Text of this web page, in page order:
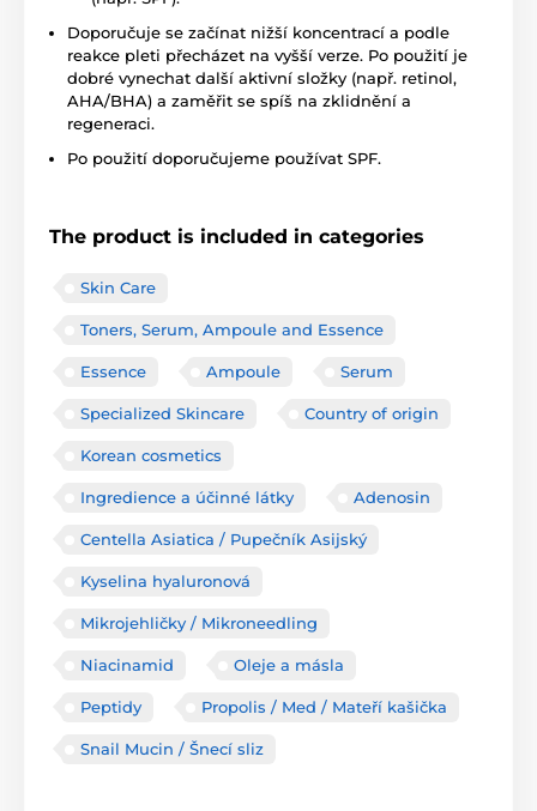
Doporučuje se začínat nižší koncentrací a podle
reakce pleti přecházet na vyšší verze. Po použití je
dobré vynechat další aktivní složky (např. retinol,
AHA/BHA) a zaměřit se spíš na zklidnění a
regeneraci.
Po použití doporučujeme používat SPF.
The product is included in categories
Skin Care
Toners, Serum, Ampoule and Essence
Essence Ampoule Serum
Specialized Skincare Country of origin
Korean cosmetics
Ingredience a účinné látky Adenosin
Centella Asiatica / Pupečník Asijský
Kyselina hyaluronová
Mikrojehličky / Mikroneedling
Niacinamid Oleje a másla
Peptidy Propolis / Med / Mateří kašička
Snail Mucin / Šnecí sliz